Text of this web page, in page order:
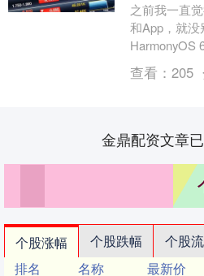
之前我一直
和App，就
HarmonyOS
面卡片功能
屏能给生....
查看： 205
金鼎配资文章
个股涨幅 个股跌幅 个股
排名
名称 最新价